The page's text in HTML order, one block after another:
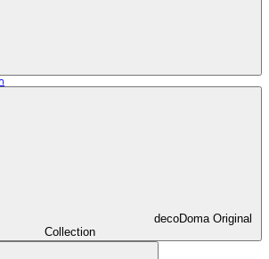
decoDoma Original
Collection